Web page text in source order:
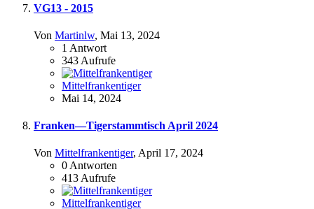
VG13 - 2015
Von Martinlw, Mai 13, 2024
1 Antwort
343 Aufrufe
Mittelfrankentiger
Mai 14, 2024
Franken—Tigerstammtisch April 2024
Von Mittelfrankentiger, April 17, 2024
0Antworten
413Aufrufe
Mittelfrankentiger